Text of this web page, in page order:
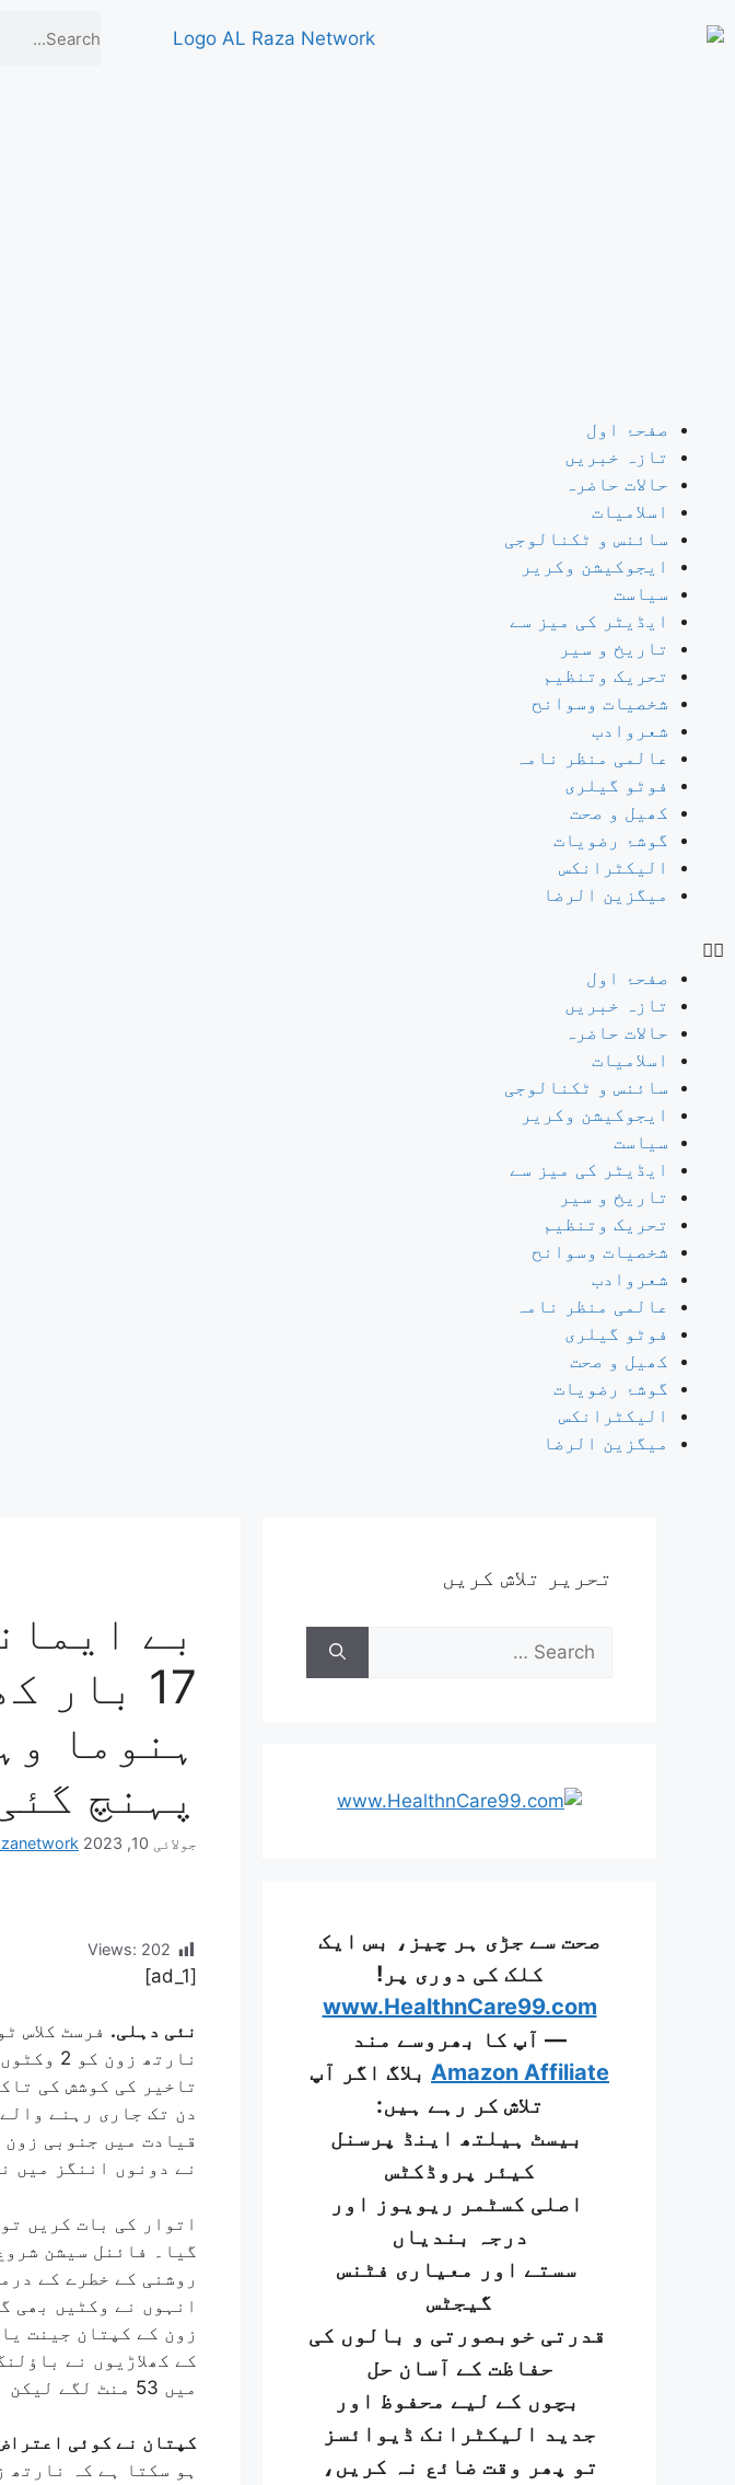
صفحۂ اول
تازہ خبریں
حالات حاضرہ
اسلامیات
سائنس و ٹکنالوجی
ایجوکیشن وکریر
سیاست
ایڈیٹر کی میز سے
تاریخ و سیر
تحریک وتنظیم
شخصیات وسوانح
شعروادب
عالمی منظر نامہ
فوٹو گیلری
کھیل و صحت
گوشۂ رضویات
الیکٹرانکس
میگزین الرضا
صفحۂ اول
تازہ خبریں
حالات حاضرہ
اسلامیات
سائنس و ٹکنالوجی
ایجوکیشن وکریر
سیاست
ایڈیٹر کی میز سے
تاریخ و سیر
تحریک وتنظیم
شخصیات وسوانح
شعروادب
عالمی منظر نامہ
فوٹو گیلری
کھیل و صحت
گوشۂ رضویات
الیکٹرانکس
میگزین الرضا
بے
17
ہنوما
پہنچ
جولائی 10, 2023
Views: 202
[ad_1]
نئی دہلی. فرسٹ کلاس
نارتھ
قیادت میں جنوبی
نے دونوں اننگز میں
روشنی کے خطرے کے
انہوں نے وکٹیں بھی
زون کے کپتان جینت
میں 53 منٹ لگے لیکن ان کی بے ایمانی کام نہ آئی۔
کپتان نے کوئی
ہو سکتا ہے کہ نارتھ
تحریر تلاش کریں
صحت سے جڑی ہر چیز، بس ایک
کلک کی دوری پر!
www.HealthnCare99.com
— آپ کا بھروسے مند
Amazon Affiliate بلاگ اگر آپ
تلاش کر رہے ہیں:
بیسٹ ہیلتھ اینڈ پرسنل
کیئر پروڈکٹس
اصلی کسٹمر ریویوز اور
درجہ بندیاں
سستے اور معیاری فٹنس
گیجٹس
قدرتی خوبصورتی و بالوں کی
حفاظت کے آسان حل
بچوں کے لیے محفوظ اور
جدید الیکٹرانک ڈیوائسز
تو پھر وقت ضائع نہ کریں،